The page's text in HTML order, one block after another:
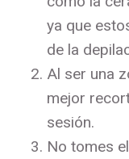
ya que
de la
Al ser una
mejor
sesión.
No tomes